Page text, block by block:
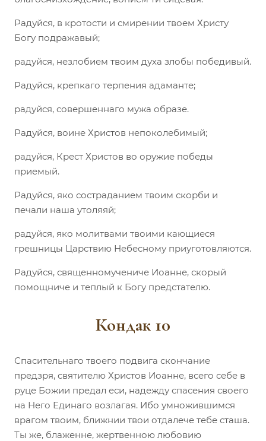
Радуйся, в кротости и смирении твоем Христу
Богу подражавый;
радуйся, незлобием твоим духа злобы победивый.
Радуйся, крепкаго терпения адаманте;
радуйся, совершеннаго мужа образе.
Радуйся, воине Христов непоколебимый;
радуйся, Крест Христов во оружие победы
приемый.
Радуйся, яко состраданием твоим скорби и
печали наша утоляяй;
радуйся, яко молитвами твоими кающиеся
грешницы Царствию Небесному приуготовляются.
Радуйся, священномучениче Иоанне, скорый
помощниче и теплый к Богу предстателю.
Кондак 10
Спасительнаго твоего подвига скончание
предзря, святителю Христов Иоанне, всего себе в
руце Божии предал еси, надежду спасения своего
на Него Единаго возлагая. Ибо умножившимся
врагом твоим, ближнии твои отдалече тебе сташа.
Ты же, блаженне, жертвенною любовию